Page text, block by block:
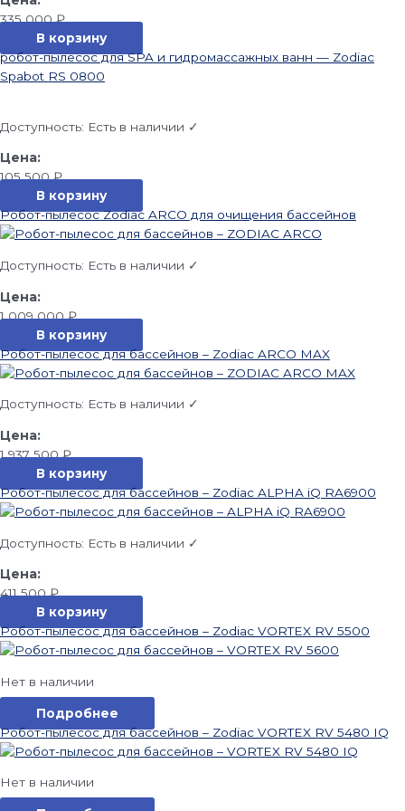
335 000₽
В корзину
робот-пылесос для SPA и гидромассажных ванн — Zodiac
Spabot RS 0800
Доступность: Есть в наличии ✓
105 500₽
В корзину
Робот-пылесос Zodiac ARCO для очищения бассейнов
Доступность: Есть в наличии ✓
1 009 000₽
В корзину
Робот-пылесос для бассейнов – Zodiac ARCO MAX
Доступность: Есть в наличии ✓
1 937 500₽
В корзину
Робот-пылесос для бассейнов – Zodiac ALPHA iQ RA6900
Доступность: Есть в наличии ✓
411 500₽
В корзину
Робот-пылесос для бассейнов – Zodiac VORTEX RV 5500
Нет в наличии
Подробнее
Робот-пылесос для бассейнов – Zodiac VORTEX RV 5480 IQ
Нет в наличии